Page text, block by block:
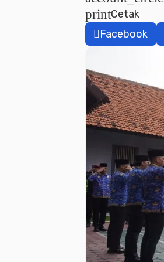
printCetak
Facebook